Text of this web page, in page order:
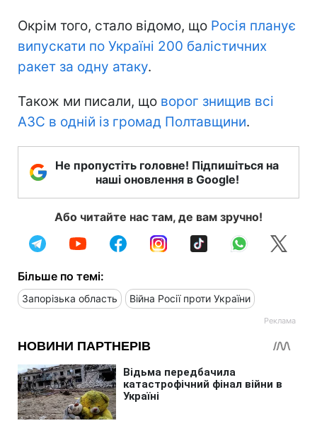
Окрім того, стало відомо, що Росія планує
випускати по Україні 200 балістичних
ракет за одну атаку.
Також ми писали, що ворог знищив всі
АЗС в одній із громад Полтавщини.
Не пропустіть головне! Підпишіться на
наші оновлення в Google!
Або читайте нас там, де вам зручно!
Більше по темі:
Запорізька область Війна Росії проти України